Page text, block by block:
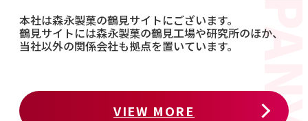
本社は森永製菓の鶴見サイトにございます。
鶴見サイトには森永製菓の鶴見工場や研究所のほか、
当社以外の関係会社も拠点を置いています。
VIEW MORE